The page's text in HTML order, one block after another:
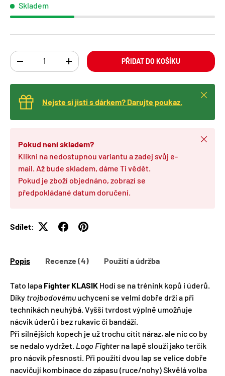
Skladem
Ks
TRANSLATION MISSING: CS.CART.ITEMS.DECREASE_QUANTITY
TRANSLATION MISSING:PŘIDAT DO KOŠÍKU
Nejste si jisti s dárkem? Darujte poukaz.
Zavřít
Pokud není skladem?
Klikni na nedostupnou variantu a zadej svůj e-
mail. Až bude skladem, dáme Ti vědět.
Pokud je zboží objednáno, zobrazí se
předpokládané datum doručení.
Zavřít
Sdílet:
Popis Recenze (4) Použití a údržba
Tato lapa Fighter KLASIK Hodí se na trénink kopů i úderů.
Díky trojbodovému uchycení se velmi dobře drží a při
technikách neuhýbá. Vyšší tvrdost výplně umožňuje
nácvik úderů i bez rukavic či bandáží.
Při silnějších kopech je už trochu cítit náraz, ale nic co by
se nedalo vydržet. Logo Fighter na lapě slouží jako terčík
pro nácvik přesnosti. Při použití dvou lap se velice dobře
nacvičují kombinace do zápasu (ruce/nohy) Skvělá volba